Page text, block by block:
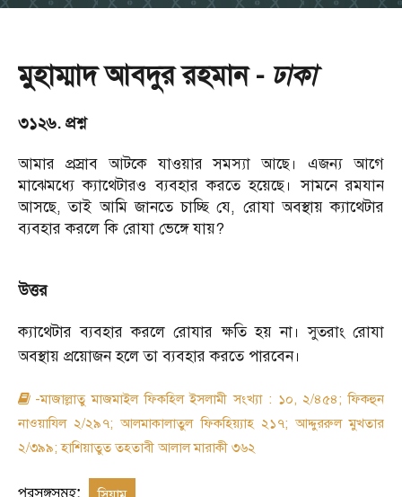
মুহাম্মাদ আবদুর রহমান - ঢাকা
৩১২৬. প্রশ্ন
আমার প্রস্রাব আটকে যাওয়ার সমস্যা আছে। এজন্য আগে
মাঝেমধ্যে ক্যাথেটারও ব্যবহার করতে হয়েছে। সামনে রমযান
আসছে, তাই আমি জানতে চাচ্ছি যে, রোযা অবস্থায় ক্যাথেটার
ব্যবহার করলে কি রোযা ভেঙ্গে যায়?
উত্তর
ক্যাথেটার ব্যবহার করলে রোযার ক্ষতি হয় না। সুতরাং রোযা
অবস্থায় প্রয়োজন হলে তা ব্যবহার করতে পারবেন।
-মাজাল্লাতু মাজমাইল ফিকহিল ইসলামী সংখ্যা : ১০, ২/৪৫৪; ফিকহুন
নাওয়াযিল ২/২৯৭; আলমাকালাতুল ফিকহিয়্যাহ ২১৭; আদ্দুররুল মুখতার
২/৩৯৯; হাশিয়াতুত তহতাবী আলাল মারাকী ৩৬২
প্রসঙ্গসমূহ: